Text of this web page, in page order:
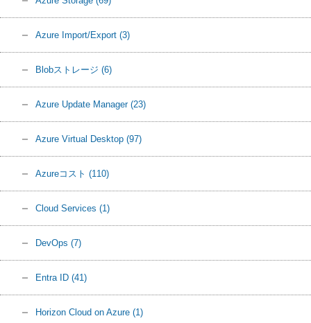
Azure Import/Export (3)
Blobストレージ (6)
Azure Update Manager (23)
Azure Virtual Desktop (97)
Azureコスト (110)
Cloud Services (1)
DevOps (7)
Entra ID (41)
Horizon Cloud on Azure (1)